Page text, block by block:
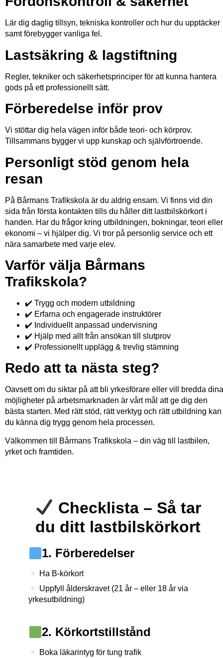
Lär dig daglig tillsyn, tekniska kontroller och hur du upptäcker
samt förebygger vanliga fel.
Lastsäkring & lagstiftning
Regler, tekniker och säkerhetsprinciper för att kunna hantera
gods på ett professionellt sätt.
Förberedelse inför prov
Vi stöttar dig hela vägen inför både teori- och körprov.
Tillsammans bygger vi upp kunskap och självförtroende.
Personligt stöd genom hela
resan
På Bårmans Trafikskola är du aldrig ensam. Vi finns vid din
sida från första kontakten tills du håller ditt lastbilskörkort i
handen. Har du frågor kring utbildningen, bokningar, teori eller
ekonomi – vi hjälper dig. Vi tror på personlig service och ett
nära samarbete med varje elev.
Varför välja Bårmans
Trafikskola?
✔️ Trygg och modern utbildning
✔️ Erfarna och engagerade instruktörer
✔️ Individuellt anpassad undervisning
✔️ Hjälp med allt från ansökan till slutprov
✔️ Professionellt upplägg & trevlig stämning
Redo att ta nästa steg?
Oavsett om du siktar på att bli yrkesförare eller vill bredda dina
möjligheter på arbetsmarknaden är vårt mål att ge dig den
bästa starten. Med rätt stöd, rätt verktyg och rätt utbildning kan
du känna dig trygg genom hela processen.
Välkommen till Bårmans Trafikskola – din väg till lastbilen,
yrket och framtiden.
Checklista – Så tar
du ditt lastbilskörkort
1. Förberedelser
Ha B-körkort
Uppfyll ålderskravet (21 år – eller 18 år via
yrkesutbildning)
2. Körkortstillstånd
Boka läkarintyg för tung trafik